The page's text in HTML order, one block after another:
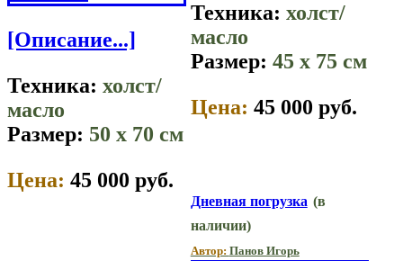
[Описание...]
Техника: холст/
масло
Размер: 50 x 70 см
Цена: 45 000 руб.
Техника: холст/
масло
Размер: 45 x 75 см
Цена: 45 000 руб.
Дневная погрузка (в
наличии)
Автор: Панов Игорь